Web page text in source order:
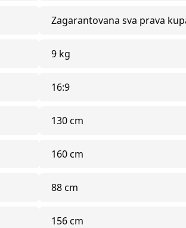
Zagarantovana sva prava
9 kg
16:9
130 cm
160 cm
88 cm
156 cm